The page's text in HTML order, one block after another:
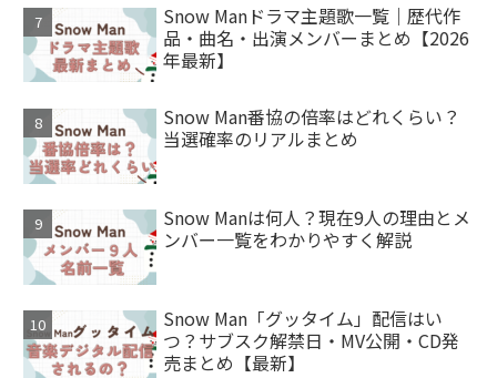
Snow Manドラマ主題歌一覧｜歴代作
品・曲名・出演メンバーまとめ【2026
年最新】
Snow Man番協の倍率はどれくらい？
当選確率のリアルまとめ
Snow Manは何人？現在9人の理由とメ
ンバー一覧をわかりやすく解説
Snow Man「グッタイム」配信はい
つ？サブスク解禁日・MV公開・CD発
売まとめ【最新】